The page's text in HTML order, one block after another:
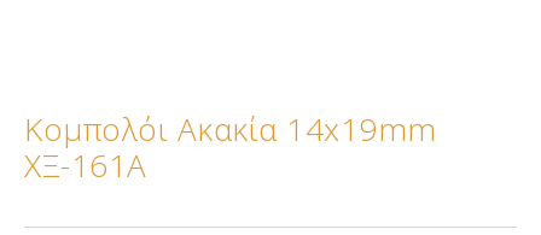
Κομπολόι Ακακία 14x19mm
ΧΞ-161Α